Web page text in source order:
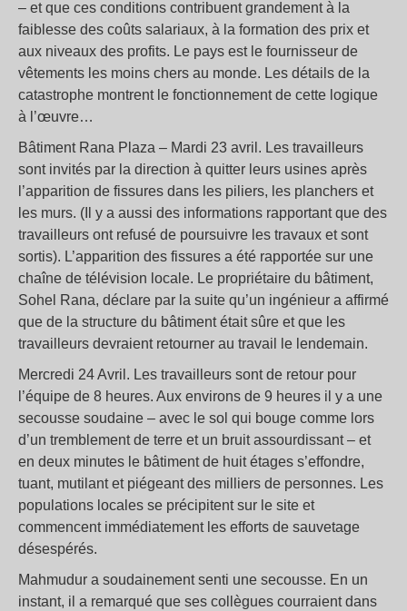
– et que ces conditions contribuent grandement à la
faiblesse des coûts salariaux, à la formation des prix et
aux niveaux des profits. Le pays est le fournisseur de
vêtements les moins chers au monde. Les détails de la
catastrophe montrent le fonctionnement de cette logique
à l’œuvre…
Bâtiment Rana Plaza – Mardi 23 avril. Les travailleurs
sont invités par la direction à quitter leurs usines après
l’apparition de fissures dans les piliers, les planchers et
les murs. (Il y a aussi des informations rapportant que des
travailleurs ont refusé de poursuivre les travaux et sont
sortis). L’apparition des fissures a été rapportée sur une
chaîne de télévision locale. Le propriétaire du bâtiment,
Sohel Rana, déclare par la suite qu’un ingénieur a affirmé
que de la structure du bâtiment était sûre et que les
travailleurs devraient retourner au travail le lendemain.
Mercredi 24 Avril. Les travailleurs sont de retour pour
l’équipe de 8 heures. Aux environs de 9 heures il y a une
secousse soudaine – avec le sol qui bouge comme lors
d’un tremblement de terre et un bruit assourdissant – et
en deux minutes le bâtiment de huit étages s’effondre,
tuant, mutilant et piégeant des milliers de personnes. Les
populations locales se précipitent sur le site et
commencent immédiatement les efforts de sauvetage
désespérés.
Mahmudur a soudainement senti une secousse. En un
instant, il a remarqué que ses collègues courraient dans